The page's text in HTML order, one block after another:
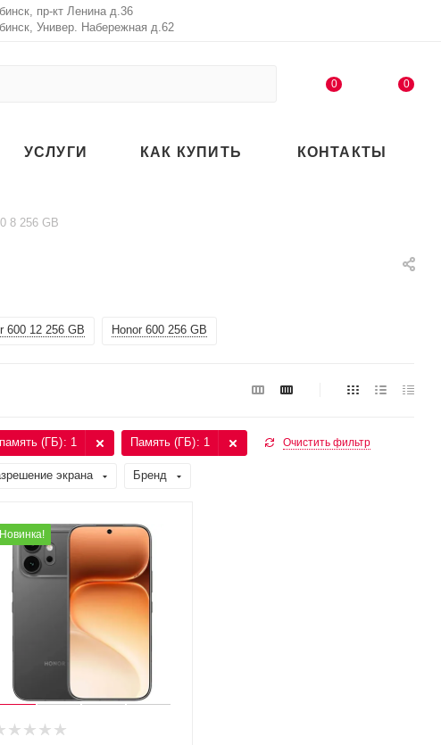
пр-кт Ленина д.36
Универ. Набережная д.62
0 0
УСЛУГИ КАК КУПИТЬ КОНТАКТЫ
8 256 GB
600 12 256 GB Honor 600 256 GB
(ГБ): 1 Память (ГБ): 1
экрана Бренд
Очистить фильтр
Новинка!